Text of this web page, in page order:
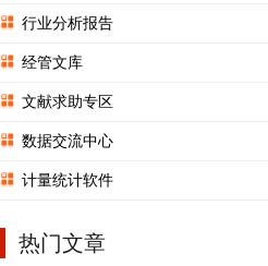
行业分析报告
经管文库
文献求助专区
数据交流中心
计量统计软件
热门文章